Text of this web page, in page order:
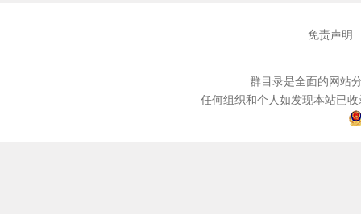
免责声明
群目录是全面的网站
任何组织和个人如发现本站已